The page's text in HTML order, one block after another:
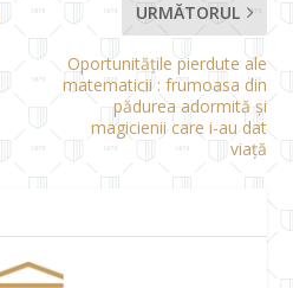
URMĂTORUL
Oportunitățile pierdute ale
matematicii : frumoasa din
pădurea adormită și
magicienii care i-au dat
viață